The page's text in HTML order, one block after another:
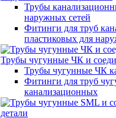
Трубы
наружных сетей
Фитинги для труб
пластиковых для
Трубы чугунные ЧК и
Трубы чугунные ЧК
Фитинги для труб
канализационных